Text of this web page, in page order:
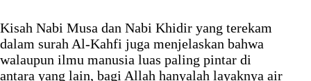
Kisah Nabi Musa dan Nabi Khidir yang terekam
dalam surah Al-Kahfi juga menjelaskan bahwa
walaupun ilmu manusia luas paling pintar di
antara yang lain, bagi Allah hanyalah layaknya air